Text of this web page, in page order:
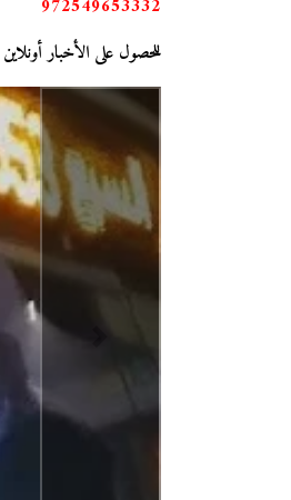
972549653332
للحصول على الأخبار